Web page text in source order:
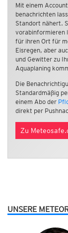
Mit einem
benachrichten
Standort nähert.
vorabinformieren
für ihren Ort für
Eisregen, aber
und Gewitter zu
Aquaplaning
Die
Standardmäßig
einem Abo der
direkt per
Zu
UNSERE